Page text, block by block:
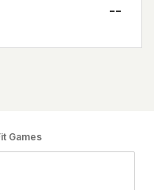
--
Games